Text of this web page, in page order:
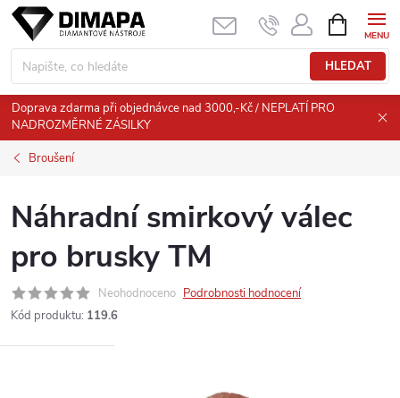
Přejít
obsah
HLEDAT
NÁKUPNÍ
KOŠÍK
Doprava zdarma při objednávce nad 3000,-Kč / NEPLATÍ PRO
NADROZMĚRNÉ ZÁSILKY
Broušení
Náhradní smirkový válec
pro brusky TM
Neohodnoceno Podrobnosti hodnocení
Kód produktu: 119.6